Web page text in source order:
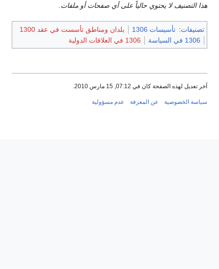
هذا التصنيف لا يحتوي حالياً على أي صفحات أو ملفات.
تصنيفات: تأسيسات 1306
بلدان ومناطق تأسست في عقد 1300
1306 في السياسة
1306 في العلاقات الدولية
آخر تعديل لهذه الصفحة كان في 07:12, 15 مارس 2010.
سياسة الخصوصية عن المعرفة عدم مسؤولية